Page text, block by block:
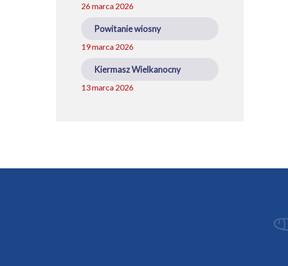
26 marca 2026
Powitanie wiosny
19 marca 2026
Kiermasz Wielkanocny
13 marca 2026